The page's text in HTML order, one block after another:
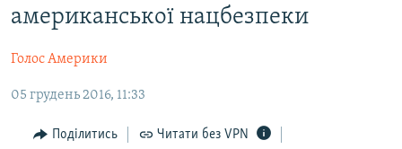
до
основної
Перейти
пошуку
БЛОГИ
ПОГЛЯД
ІНТЕРВ'Ю
американської нацбезпеки
Голос Америки
05 грудень 2016, 11:33
Поділитись Читати без VPN